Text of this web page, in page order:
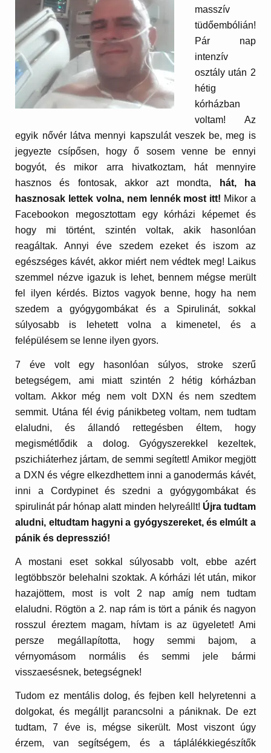
masszív
tüdőembólián!
Pár nap
intenzív
osztály után 2
hétig
kórházban
voltam! Az
egyik nővér látva mennyi kapszulát veszek be, meg is
jegyezte csípősen, hogy ő sosem venne be ennyi
bogyót, és mikor arra hivatkoztam, hát mennyire
hasznos és fontosak, akkor azt mondta,
hát, ha
hasznosak lettek volna, nem lennék most itt! Mikor a
Facebookon megosztottam egy kórházi képemet és
hogy mi történt, szintén voltak, akik hasonlóan
reagáltak. Annyi éve szedem ezeket és iszom az
egészséges kávét, akkor miért nem védtek meg! Laikus
szemmel nézve igazuk is lehet, bennem mégse merült
fel ilyen kérdés. Biztos vagyok benne, hogy ha nem
szedem a gyógygombákat és a Spirulinát, sokkal
súlyosabb is lehetett volna a kimenetel, és a
felépülésem se lenne ilyen gyors.
7 éve volt egy hasonlóan súlyos, stroke szerű
betegségem, ami miatt szintén 2 hétig kórházban
voltam. Akkor még nem volt DXN és nem szedtem
semmit. Utána fél évig pánikbeteg voltam, nem tudtam
elaludni, és állandó rettegésben éltem, hogy
megismétlődik a dolog. Gyógyszerekkel kezeltek,
pszichiáterhez jártam, de semmi segített! Amikor megjött
a DXN és végre elkezdhettem inni a ganodermás kávét,
inni a Cordypinet és szedni a gyógygombákat és
spirulinát pár hónap alatt minden helyreállt! Újra tudtam
aludni, eltudtam hagyni a gyógyszereket, és elmúlt a
pánik és depresszió!
A mostani eset sokkal súlyosabb volt, ebbe azért
legtöbbször belehalni szoktak. A kórházi lét után, mikor
hazajöttem, most is volt 2 nap amíg nem tudtam
elaludni. Rögtön a 2. nap rám is tört a pánik és nagyon
rosszul éreztem magam, hívtam is az ügyeletet! Ami
persze megállapította, hogy semmi bajom, a
vérnyomásom normális és semmi jele bármi
visszaesésnek, betegségnek!
Tudom ez mentális dolog, és fejben kell helyretenni a
dolgokat, és megálljt parancsolni a pániknak. De ezt
tudtam, 7 éve is, mégse sikerült. Most viszont úgy
érzem, van segítségem, és a táplálékkiegészítők